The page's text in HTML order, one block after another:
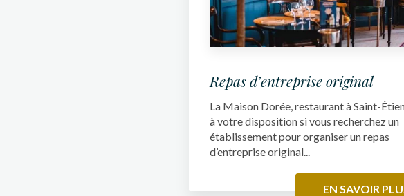
Repas d’entreprise original
La Maison Dorée, restaurant à Saint-
à votre disposition si vous recherchez un
établissement pour organiser un repas
d’entreprise original...
EN SAVOIR